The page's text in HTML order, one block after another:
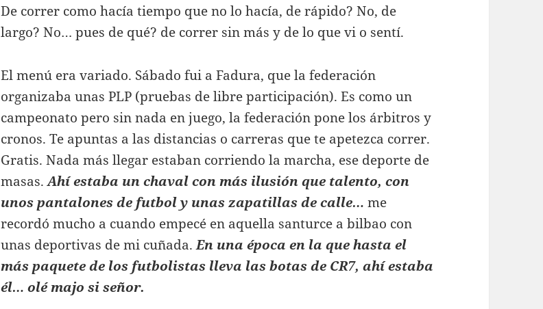
De correr como hacía tiempo que no lo hacía, de rápido? No, de
largo? No… pues de qué? de correr sin más y de lo que vi o sentí.
El menú era variado. Sábado fui a Fadura, que la federación
organizaba unas PLP (pruebas de libre participación). Es como un
campeonato pero sin nada en juego, la federación pone los árbitros y
cronos. Te apuntas a las distancias o carreras que te apetezca correr.
Gratis. Nada más llegar estaban corriendo la marcha, ese deporte de
masas.Ahí estaba un chaval con más ilusión que talento, con
unos pantalones de futbol y unas zapatillas de calle… me
recordó mucho a cuando empecé en aquella santurce a bilbao con
unas deportivas de mi cuñada.En una época en la que hasta el
más paquete de los futbolistas lleva las botas de CR7, ahí estaba
él… olé majo si señor.